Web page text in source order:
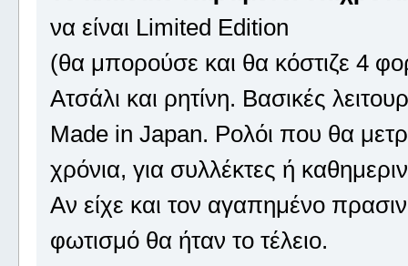
να είναι Limited Edition
(θα μπορούσε και θα κόστιζε 4
Ατσάλι και ρητίνη. Βασικές
Made in Japan. Ρολόι που θα
χρόνια, για συλλέκτες ή
Αν είχε και τον αγαπημένο
φωτισμό θα ήταν το τέλειο.